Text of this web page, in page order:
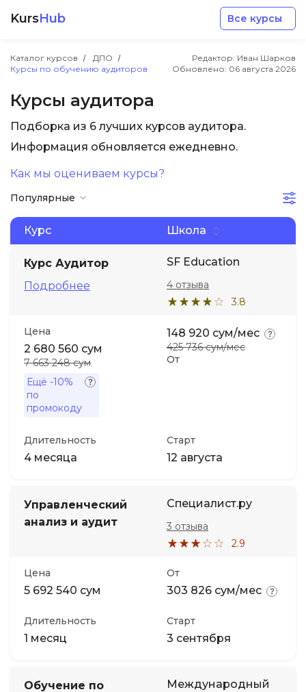
KursHub Все курсы
Каталог курсов
ДПО
Курсы по обучению аудиторов
Редактор: Иван Шарков
Обновлено: 06 августа 2026
Курсы аудитора
Подборка из 6 лучших курсов аудитора.
Информация обновляется ежедневно.
Как мы оцениваем курсы?
Популярные
Курс Школа
Курс Аудитор
Подробнее
SF Education
3.8
4 отзыва
Цена
2 680 560 сум
7 663 248 сум
Ещё -10%
по
промокоду
От
148 920 сум/мес
425 736 сум/мес
Длительность
4 месяца
Старт
12 августа
Управленческий
анализ и аудит
Специалист.ру
2.9
3 отзыва
Цена
5 692 540 сум
От
303 826 сум/мес
Длительность
1 месяц
Старт
3 сентября
Обучение по
Международный
Разработка
Дизайн
Аналитика
Иностранные языки
Soft Skills
ДПО
Детям